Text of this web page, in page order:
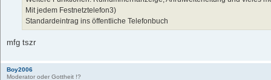
Mit jedem Festnetztelefon3)
Standardeintrag ins öffentliche Telefonbuch
mfg tszr
Boy2006
Moderator oder Gottheit !?